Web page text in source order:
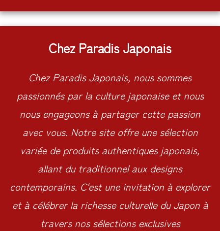
Chez Paradis Japonais
Chez Paradis Japonais, nous sommes
passionnés par la culture japonaise et nous
nous engageons à partager cette passion
avec vous. Notre site offre une sélection
variée de produits authentiques japonais,
allant du traditionnel aux designs
contemporains. C'est une invitation à explorer
et à célébrer la richesse culturelle du Japon à
travers nos sélections exclusives